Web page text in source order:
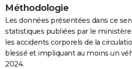
Méthodologie
Les données présentées dans ce
statistiques publiées par le
les accidents corporels de la
blessé et impliquant au moins un
2024.